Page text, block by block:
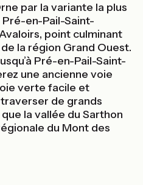
par la variante la plus
Pré-en-Pail-Saint-
point culminant
la région Grand Ouest.
Pré-en-Pail-Saint-
une ancienne voie
verte facile et
traverser de grands
la vallée du Sarthon
du Mont des